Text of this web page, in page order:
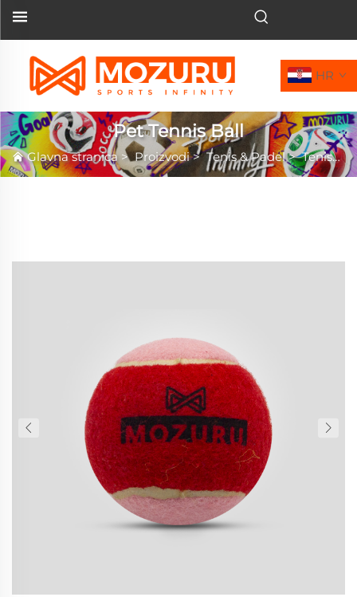
HR
Pet Tennis Ball
Glavna stranica>Proizvodi>Tenis & Padel>Teniski loptica